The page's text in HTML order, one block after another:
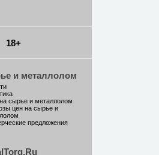
18+
и металлолом
сырье и металлолом
цен на сырье и
предложения